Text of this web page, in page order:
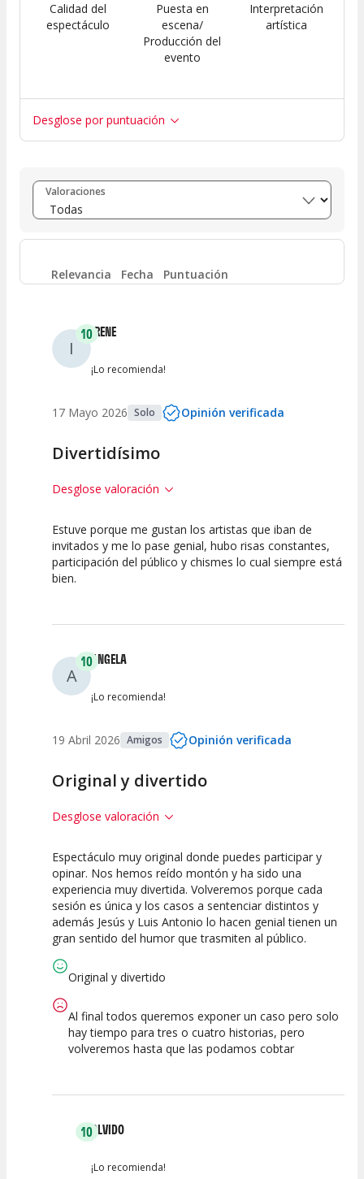
Calidad del
espectáculo
Puesta en
escena/
Producción del
evento
Interpretación
artística
Desglose por puntuación
Entre 8 y 10 (6)
Entre 6 y 8 (0)
Entre 4 y 6 0
Entre 0 y 2
Valoraciones
Relevancia Fecha Puntuación
I
10IRENE
¡Lo recomienda!
17 Mayo 2026 Solo Opinión verificada
Divertidísimo
Desglose valoración
10
Calidad del
Espectáculo
10
Puesta en
10
Interpretación
Estuve porque me gustan los artistas que iban de
invitados y me lo pase genial, hubo risas constantes,
participación del público y chismes lo cual siempre está
bien.
A
10ANGELA
¡Lo recomienda!
19 Abril 2026 Amigos Opinión verificada
Original y divertido
Desglose valoración
10
Calidad del
Espectáculo
10
Puesta en
Escena
10
Interpretación
artística
Espectáculo muy original donde puedes participar y
opinar. Nos hemos reído montón y ha sido una
experiencia muy divertida. Volveremos porque cada
sesión es única y los casos a sentenciar distintos y
además Jesús y Luis Antonio lo hacen genial tienen un
gran sentido del humor que trasmiten al público.
Original y divertido
Al final todos queremos exponer un caso pero solo
hay tiempo para tres o cuatro historias, pero
volveremos hasta que las podamos cobtar
10OLVIDO
¡Lo recomienda!